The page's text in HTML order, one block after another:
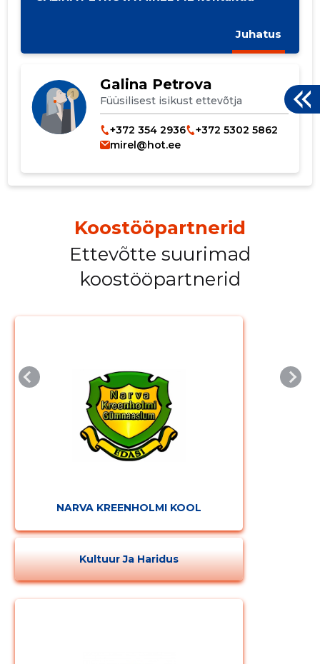
Juhatus
Galina Petrova
Füüsilisest isikust ettevõtja
+372 354 2936
+372 5302 5862
mirel@hot.ee
Koostööpartnerid
Ettevõtte suurimad
koostööpartnerid
NARVA KREENHOLMI KOOL
Kultuur Ja Haridus